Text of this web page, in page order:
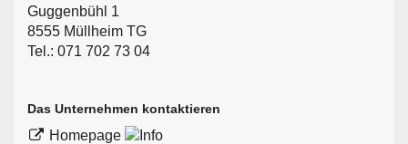
Guggenbühl 1
8555 Müllheim TG
Tel.: 071 702 73 04
Das Unternehmen kontaktieren
Homepage